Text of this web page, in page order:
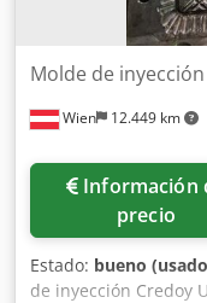
Wien 12.449 km
Molde de inyección
Información de
precio
Estado: bueno
de inyección Credoy